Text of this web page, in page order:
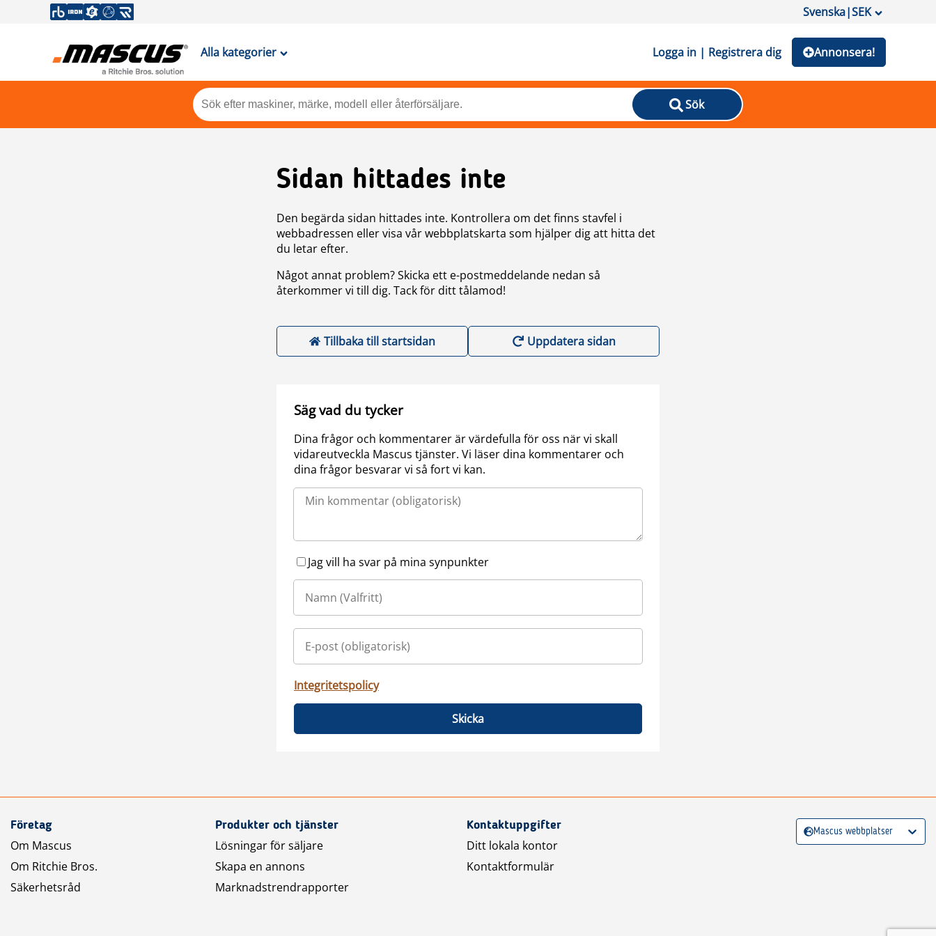
Svenska|SEK
Alla kategorier Logga in | Registrera dig Annonsera!
Sök
Sidan hittades inte
Den begärda sidan hittades inte. Kontrollera om det finns stavfel i
webbadressen eller visa vår webbplatskarta som hjälper dig att hitta det
du letar efter.
Något annat problem? Skicka ett e-postmeddelande nedan så
återkommer vi till dig. Tack för ditt tålamod!
Tillbaka till startsidan Uppdatera sidan
Säg vad du tycker
Dina frågor och kommentarer är värdefulla för oss när vi skall
vidareutveckla Mascus tjänster. Vi läser dina kommentarer och
dina frågor besvarar vi så fort vi kan.
Jag vill ha svar på mina synpunkter
Integritetspolicy
Skicka
Företag
Om Mascus
Om Ritchie Bros.
Säkerhetsråd
Produkter och tjänster
Lösningar för säljare
Skapa en annons
Marknadstrendrapporter
Kontaktuppgifter
Ditt lokala kontor
Kontaktformulär
Mascus webbplatser